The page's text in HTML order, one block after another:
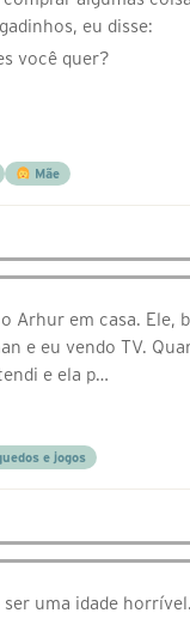
eu disse:
você quer?
Mãe
Arhur em casa. Ele,
e eu vendo TV.
e ela p…
e jogos
ser uma idade